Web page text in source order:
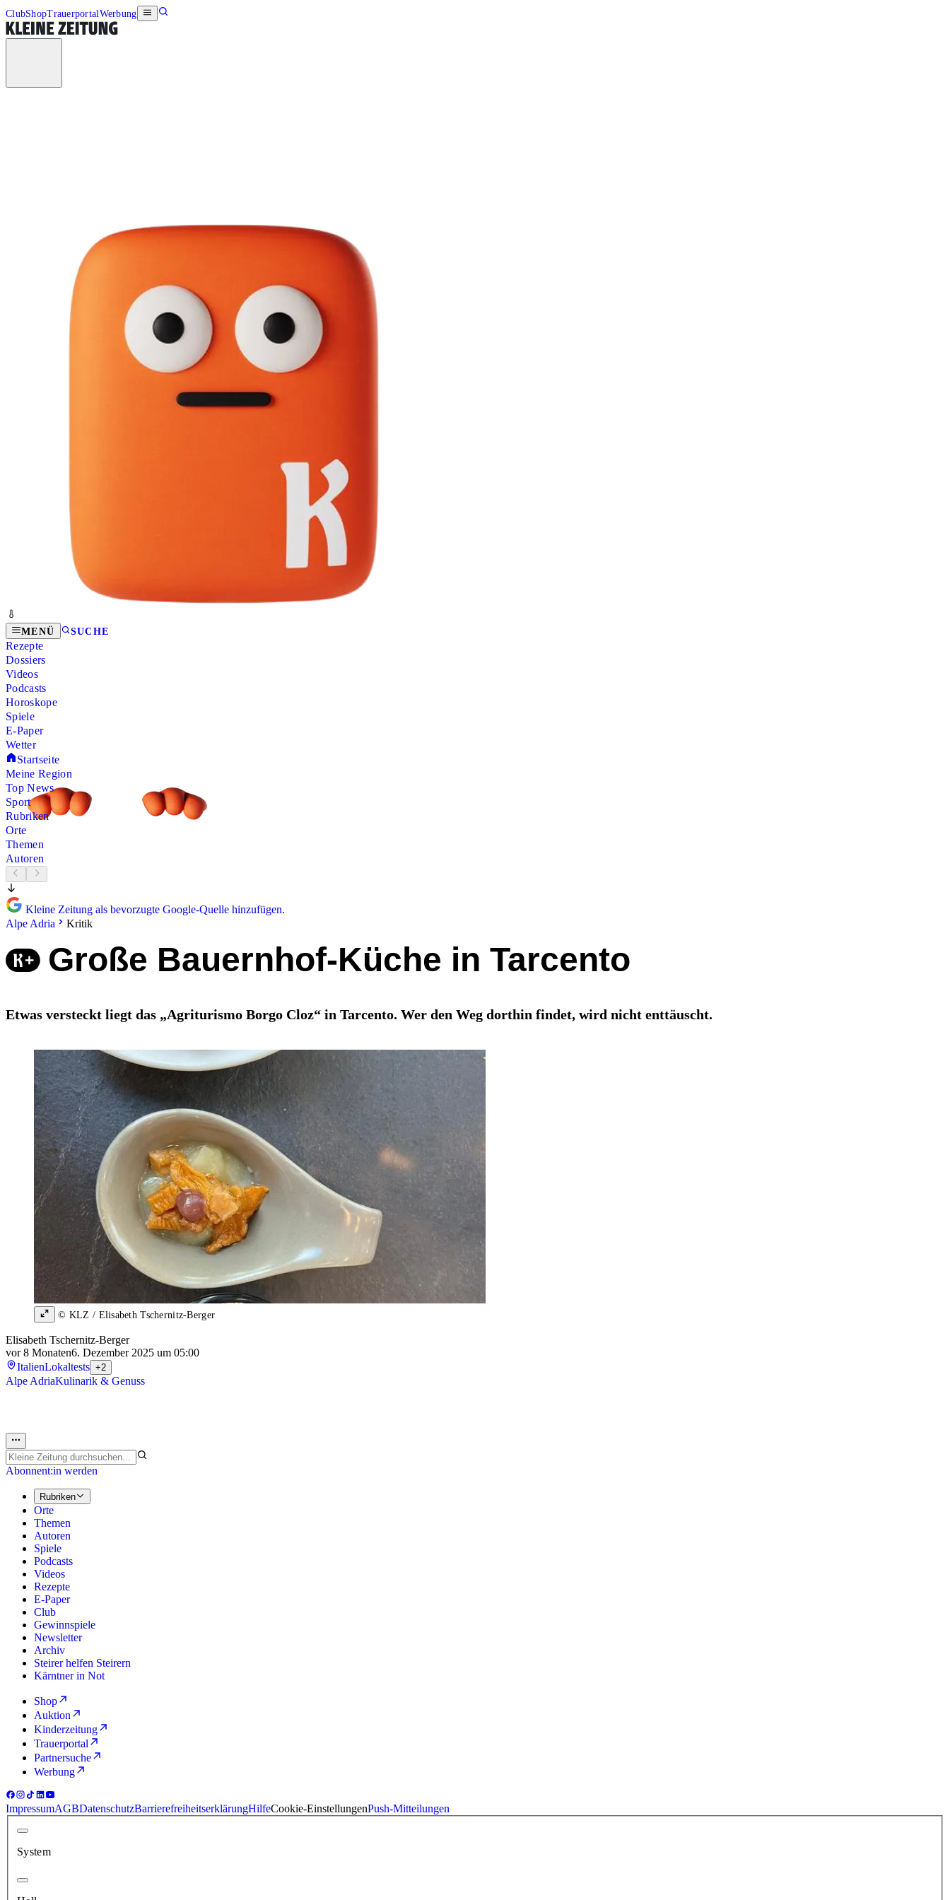
ClubShopTrauerportalWerbung
MENÜ SUCHE
Rezepte
Dossiers
Videos
Podcasts
Horoskope
Spiele
E-Paper
Wetter
Startseite
Meine Region
Top News
Sport
Rubriken
Orte
Themen
Autoren
Kleine Zeitung als bevorzugte Google-Quelle hinzufügen.
Alpe Adria
Kritik
Große Bauernhof-Küche in Tarcento
Etwas versteckt liegt das „Agriturismo Borgo Cloz“ in Tarcento. Wer den Weg dorthin findet, wird nicht enttäuscht.
© KLZ / Elisabeth Tschernitz-Berger
Elisabeth Tschernitz-Berger
vor 8 Monaten6. Dezember 2025 um 05:00
ItalienLokaltests +2
Alpe AdriaKulinarik & Genuss
Abonnent:in werden
Rubriken
Orte
Themen
Autoren
Spiele
Podcasts
Videos
Rezepte
E-Paper
Club
Gewinnspiele
Newsletter
Archiv
Steirer helfen Steirern
Kärntner in Not
Shop
Auktion
Kinderzeitung
Trauerportal
Partnersuche
Werbung
ImpressumAGBDatenschutzBarrierefreiheitserklärungHilfeCookie-EinstellungenPush-Mitteilungen
System